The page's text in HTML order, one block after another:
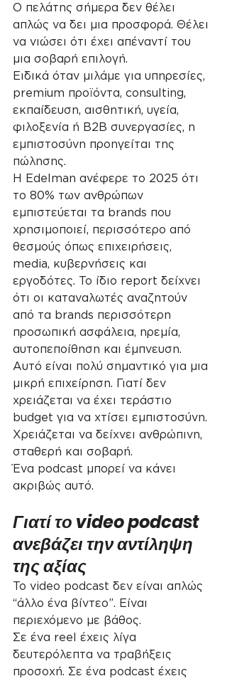
Ο πελάτης σήμερα δεν θέλει
απλώς να δει μια προσφορά. Θέλει
να νιώσει ότι έχει απέναντί του
μια σοβαρή επιλογή.
Ειδικά όταν μιλάμε για υπηρεσίες,
premium προϊόντα, consulting,
εκπαίδευση, αισθητική, υγεία,
φιλοξενία ή B2B συνεργασίες, η
εμπιστοσύνη προηγείται της
πώλησης.
Η Edelman ανέφερε το 2025 ότι
το 80% των ανθρώπων
εμπιστεύεται τα brands που
χρησιμοποιεί, περισσότερο από
θεσμούς όπως επιχειρήσεις,
media, κυβερνήσεις και
εργοδότες. Το ίδιο report δείχνει
ότι οι καταναλωτές αναζητούν
από τα brands περισσότερη
προσωπική ασφάλεια, ηρεμία,
αυτοπεποίθηση και έμπνευση.
Αυτό είναι πολύ σημαντικό για μια
μικρή επιχείρηση. Γιατί δεν
χρειάζεται να έχει τεράστιο
budget για να χτίσει εμπιστοσύνη.
Χρειάζεται να δείχνει ανθρώπινη,
σταθερή και σοβαρή.
Ένα podcast μπορεί να κάνει
ακριβώς αυτό.
Γιατί το video podcast
ανεβάζει την αντίληψη
της αξίας
Το video podcast δεν είναι απλώς
“άλλο ένα βίντεο”. Είναι
περιεχόμενο με βάθος.
Σε ένα reel έχεις λίγα
δευτερόλεπτα να τραβήξεις
προσοχή. Σε ένα podcast έχεις